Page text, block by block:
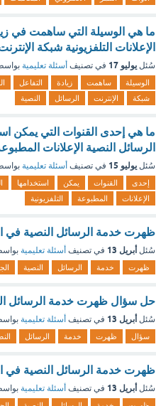
ما هي الوسيلة التي ساهمت في
الإعلانات التلفزيونية شبكة
سُئل يوليو 17 في تصنيف أسئلة تعليمية
الوسيلة ساهمت زيادة التفاعل
شبكة
الإنترنت الرسائل النصية
ما هي إحدى القنوات التي يمكن
الرسائل النصية الإعلانات
سُئل يوليو 15 في تصنيف أسئلة تعليمية
إحدى القنوات يمكن استخدامها
الإعلانات
المطبوعة التلفزيونية
ظهرت خدمة الرسائل النصية في
سُئل أبريل 13 في تصنيف أسئلة تعليمية
ظهرت خدمة الرسائل النصية
حل سؤال ظهرت خدمة الرسائل
سُئل أبريل 13 في تصنيف أسئلة تعليمية
سؤال ظهرت خدمة الرسائل
ظهرت خدمة الرسائل النصية في الجيل
سُئل أبريل 13 في تصنيف أسئلة تعليمية